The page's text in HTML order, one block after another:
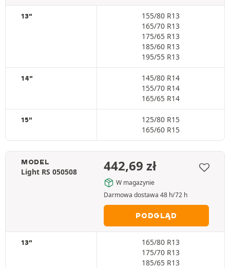
13"
155/80 R13
165/70 R13
175/65 R13
185/60 R13
195/55 R13
14"
145/80 R14
155/70 R14
165/65 R14
15"
125/80 R15
165/60 R15
MODEL
Light RS 050508 442,69 zł
W magazynie
Darmowa dostawa 48 h/72 h
PODGLĄD
13"
165/80 R13
175/70 R13
185/65 R13